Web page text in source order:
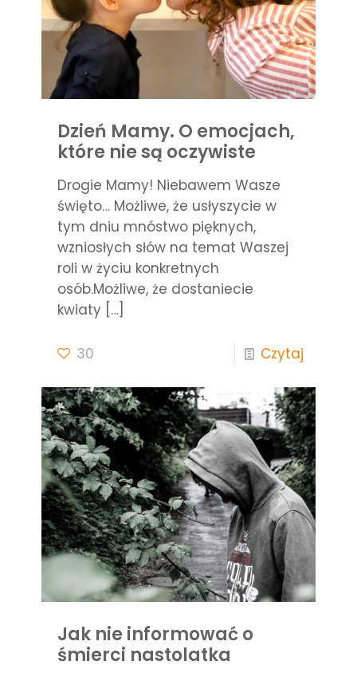
Dzień Mamy. O emocjach,
które nie są oczywiste
Drogie Mamy! Niebawem Wasze
święto… Możliwe, że usłyszycie w
tym dniu mnóstwo pięknych,
wzniosłych słów na temat Waszej
roli w życiu konkretnych
osób.Możliwe, że dostaniecie
kwiaty […]
30 Czytaj
Jak nie informować o
śmierci nastolatka